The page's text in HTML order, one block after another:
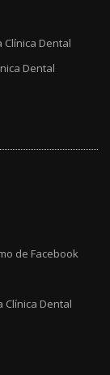
Clínica Dental
Dental
de Facebook
Clínica Dental